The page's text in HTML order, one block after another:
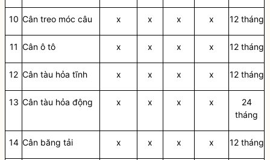
10 Cân treo móc câu x x x x 12 tháng
11 Cân ô tô x x x x 12 tháng
12 Cân tàu hỏa tĩnh x x x x 12 tháng
13 Cân tàu hỏa động x x x x
24
tháng
14 Cân băng tải x x x x 12 tháng